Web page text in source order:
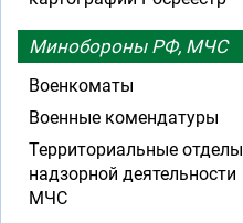
Минобороны РФ, МЧС
Военкоматы
Военные комендатуры
Территориальные отделы
надзорной деятельности
МЧС